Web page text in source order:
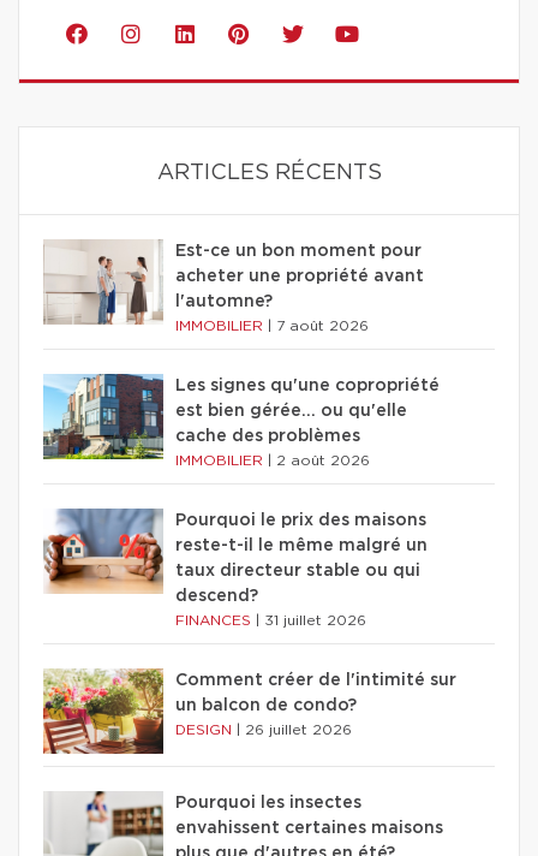
ARTICLES RÉCENTS
Est-ce un bon moment pour
acheter une propriété avant
l'automne?
IMMOBILIER 7 août 2026
Les signes qu'une copropriété
est bien gérée… ou qu'elle
cache des problèmes
IMMOBILIER 2 août 2026
Pourquoi le prix des maisons
reste-t-il le même malgré un
taux directeur stable ou qui
descend?
FINANCES 31 juillet 2026
Comment créer de l'intimité sur
un balcon de condo?
DESIGN 26 juillet 2026
Pourquoi les insectes
envahissent certaines maisons